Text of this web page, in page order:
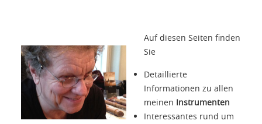
Auf diesen Seiten finden
Sie
Detaillierte
Informationen zu allen
meinen Instrumenten
Interessantes rund um